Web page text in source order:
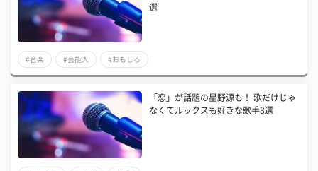
選
#音楽 #芸能人 #おもしろ
​「恋」が話題の星野源も！ 歌だけじゃ
なくてルックスも好きな歌手8選